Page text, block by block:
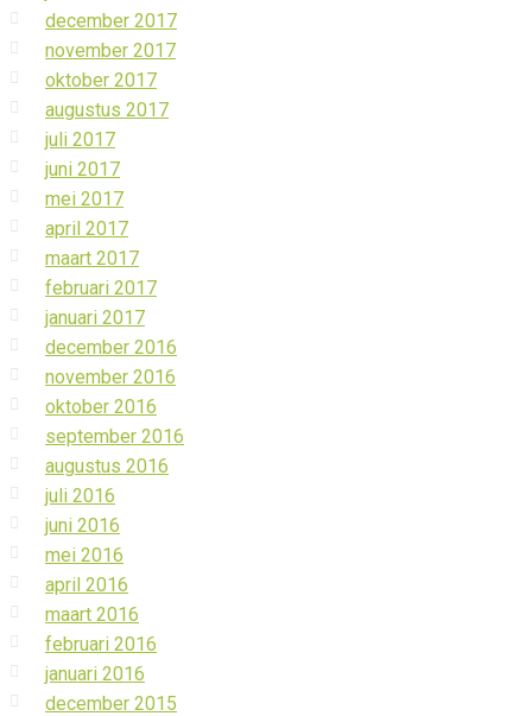
december 2017
november 2017
oktober 2017
augustus 2017
juli 2017
juni 2017
mei 2017
april 2017
maart 2017
februari 2017
januari 2017
december 2016
november 2016
oktober 2016
september 2016
augustus 2016
juli 2016
juni 2016
mei 2016
april 2016
maart 2016
februari 2016
januari 2016
december 2015